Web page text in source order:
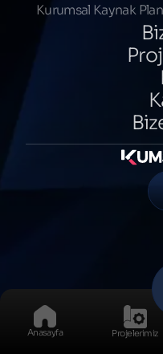
Kurumsal Kaynak
Anasayfa Projelerimiz